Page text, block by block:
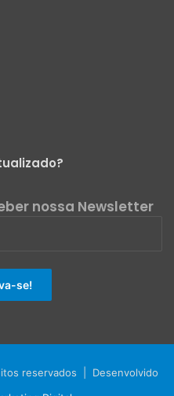
nossa Newsletter
reservados | Desenvolvido